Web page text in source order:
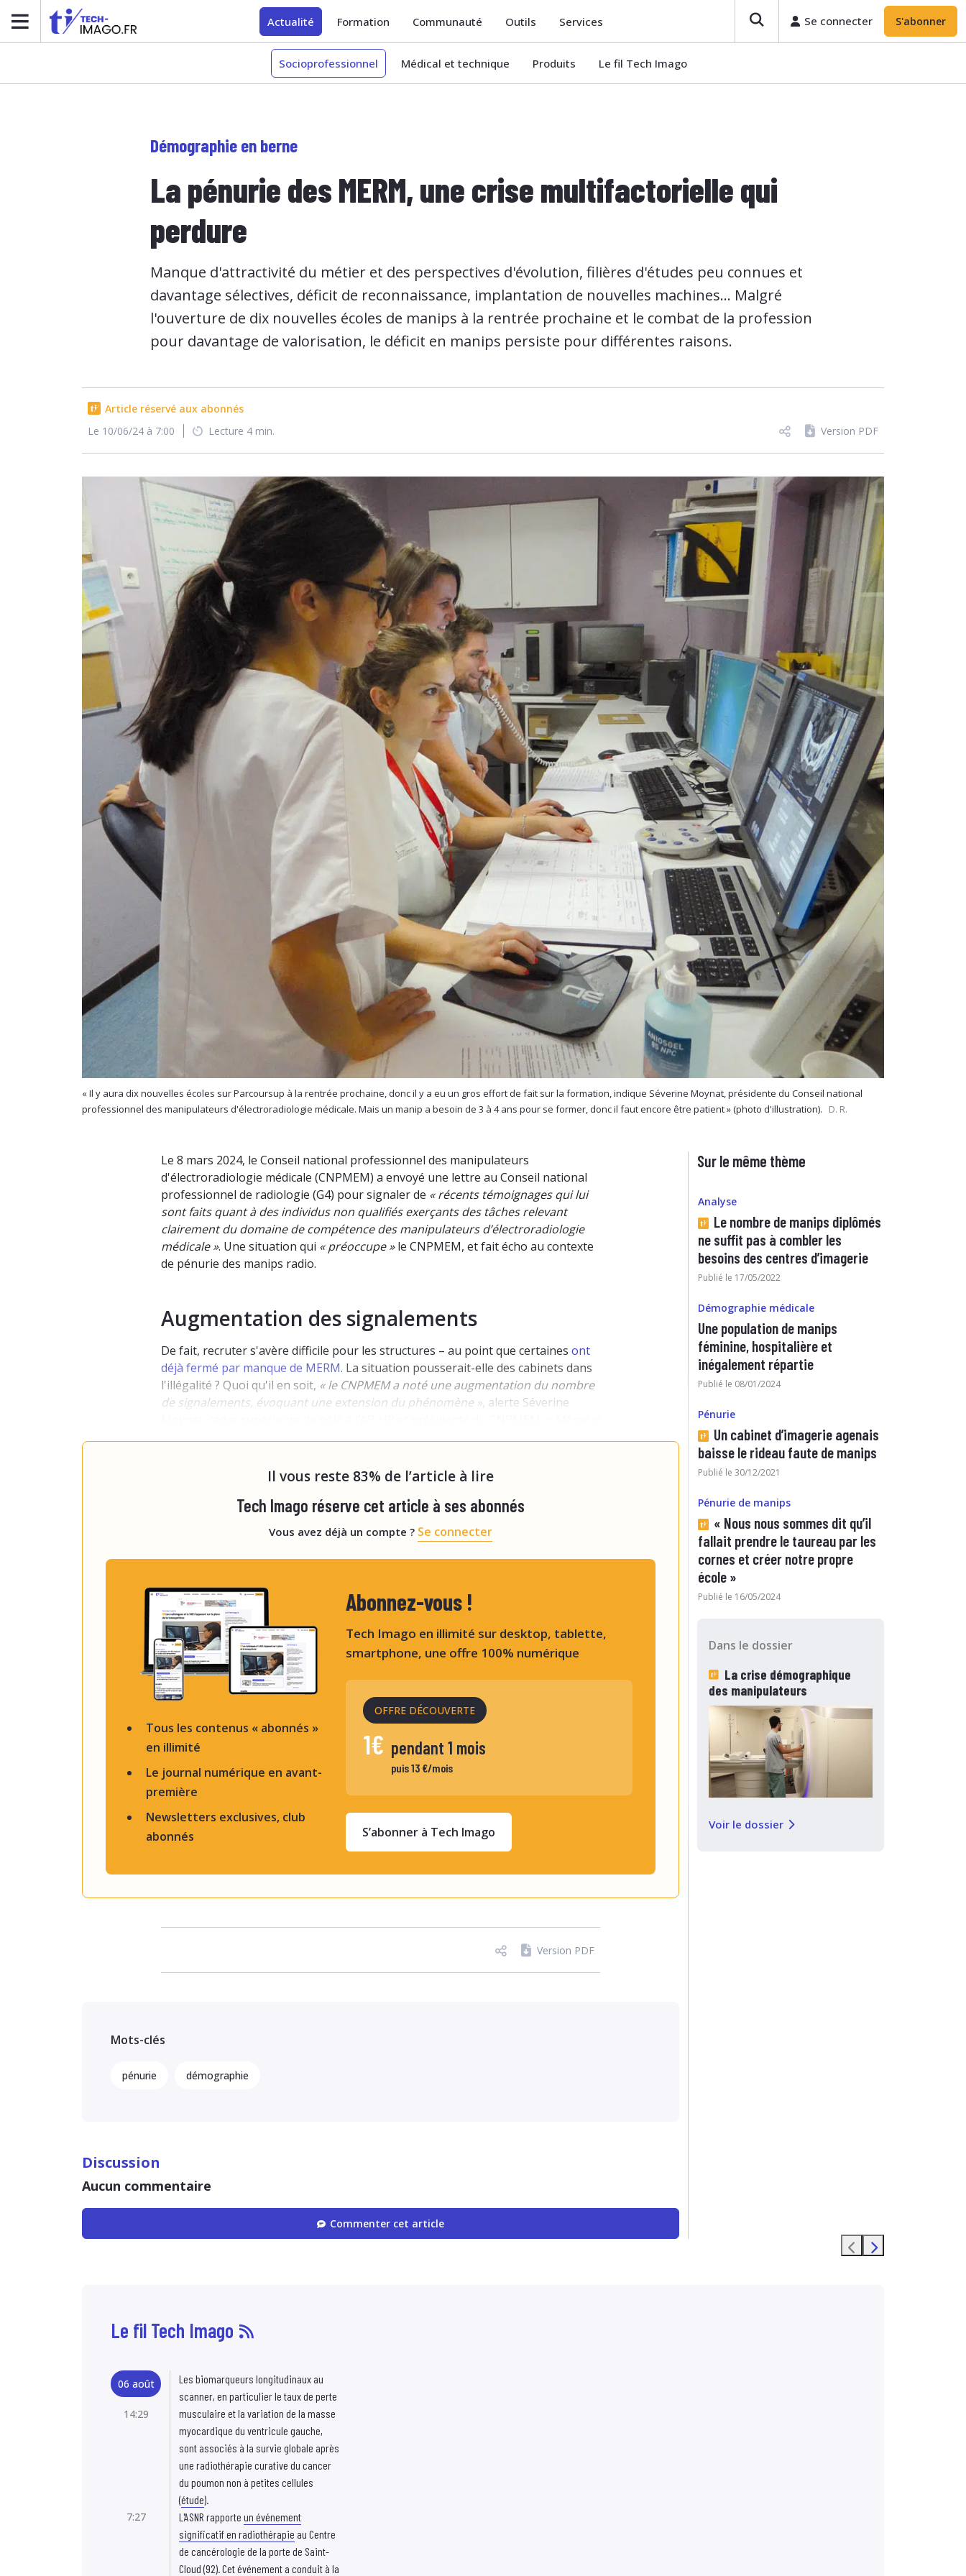
Actualité Formation Communauté Outils Services Se connecter S'abonner
Socioprofessionnel Médical et technique Produits Le fil Tech Imago
Démographie en berne
La pénurie des MERM, une crise multifactorielle qui
perdure
Manque d'attractivité du métier et des perspectives d'évolution, filières d'études peu connues et
davantage sélectives, déficit de reconnaissance, implantation de nouvelles machines... Malgré
l'ouverture de dix nouvelles écoles de manips à la rentrée prochaine et le combat de la profession
pour davantage de valorisation, le déficit en manips persiste pour différentes raisons.
Article réservé aux abonnés
Le 10/06/24 à 7:00
Lecture 4 min. Version PDF
« Il y aura dix nouvelles écoles sur Parcoursup à la rentrée prochaine, donc il y a eu un gros effort de fait sur la formation, indique Séverine Moynat, présidente du Conseil national
professionnel des manipulateurs d'électroradiologie médicale. Mais un manip a besoin de 3 à 4 ans pour se former, donc il faut encore être patient » (photo d'illustration).
D. R.
Le 8 mars 2024, le Conseil national professionnel des manipulateurs
d'électroradiologie médicale (CNPMEM) a envoyé une lettre au Conseil national
professionnel de radiologie (G4) pour signaler de « récents témoignages qui lui
sont faits quant à des individus non qualifiés exerçants des tâches relevant
clairement du domaine de compétence des manipulateurs d’électroradiologie
médicale ». Une situation qui « préoccupe »le CNPMEM, et fait écho au contexte
de pénurie des manips radio.
Augmentation des signalements
De fait, recruter s'avère difficile pour les structures – au point que certaines ont
déjà fermé par manque de MERM. La situation pousserait-elle des cabinets dans
l'illégalité ? Quoi qu'il en soit, « le CNPMEM a noté une augmentation du nombre
de signalements, évoquant une extension du phénomène », alerte Séverine
Il vous reste 83% de l’article à lire
Tech Imago réserve cet article à ses abonnés
Vous avez déjà un compte ? Se connecter
Tous les contenus « abonnés »
en illimité
Le journal numérique en avant-
première
Newsletters exclusives, club
abonnés
Abonnez-vous !
Tech Imago en illimité sur desktop, tablette,
smartphone, une offre 100% numérique
OFFRE DÉCOUVERTE
1€ pendant 1 mois
puis 13 €/mois
S’abonner à Tech Imago
Version PDF
Mots-clés
pénurie démographie
Discussion
Aucun commentaire
Commenter cet article
Sur le même thème
Analyse
Le nombre de manips diplômés
ne suffit pas à combler les
besoins des centres d’imagerie
Publié le 17/05/2022
Démographie médicale
Une population de manips
féminine, hospitalière et
inégalement répartie
Publié le 08/01/2024
Pénurie
Un cabinet d’imagerie agenais
baisse le rideau faute de manips
Publié le 30/12/2021
Pénurie de manips
« Nous nous sommes dit qu’il
fallait prendre le taureau par les
cornes et créer notre propre
école »
Publié le 16/05/2024
Dans le dossier
La crise démographique
des manipulateurs
Voir le dossier
Le fil Tech Imago
06 août
14:29
Les biomarqueurs longitudinaux au
scanner, en particulier le taux de perte
musculaire et la variation de la masse
myocardique du ventricule gauche,
sont associés à la survie globale après
une radiothérapie curative du cancer
du poumon non à petites cellules
(étude).
7:27
L'ASNR rapporte un événement
significatif en radiothérapie au Centre
de cancérologie de la porte de Saint-
Cloud (92). Cet événement a conduit à la